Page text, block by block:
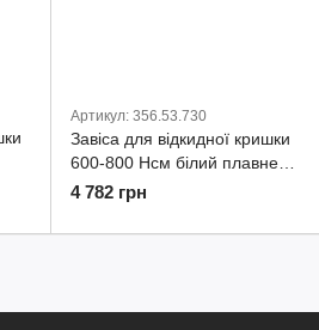
Артикул: 356.53.730
Завіса для відкидної кришки
600-800 Нсм білий плавне
закриття 105° 35653730
4 782 грн